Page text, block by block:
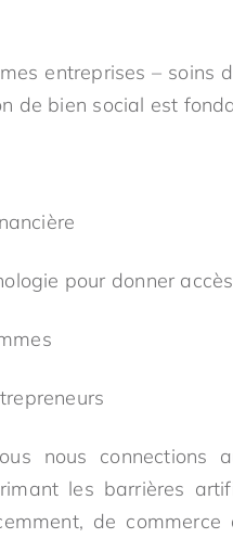
entreprises – soins
de bien social est
pour donner
nous connections
les barrières
de